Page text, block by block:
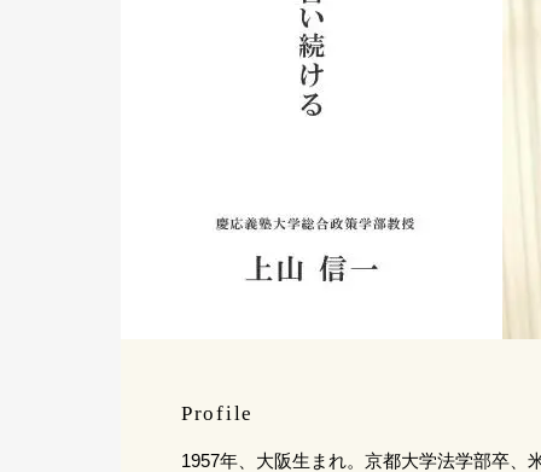
Profile
1957年、大阪生まれ。京都大学法学部卒、